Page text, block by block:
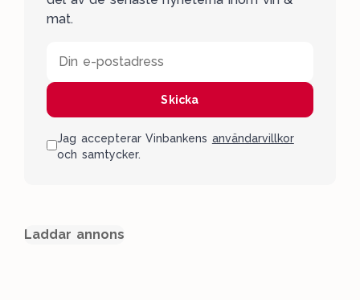
mat.
Din e-postadress
Skicka
Jag accepterar Vinbankens användarvillkor
och samtycker.
Laddar annons